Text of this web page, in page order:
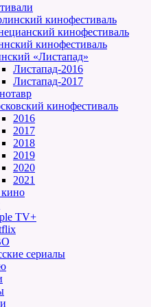
кинофестиваль
кинофестиваль
кинофестиваль
«Листапад»
Листапад-2016
Листапад-2017
кинофестиваль
2016
2017
2018
2019
2020
2021
TV+
сериалы